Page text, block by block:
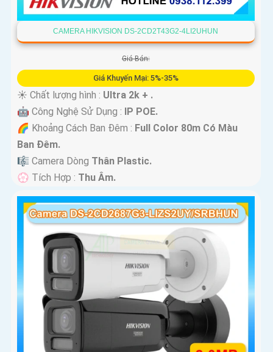
CAMERA HIKVISION DS-2CD2T43G2-4LI2UHUN
Giá Bán:
Giá Khuyến Mại: 5%-35%
☀️ Chất lượng hình : Ultra 2k + .
🤖️ Công Nghệ Sử Dụng : IP POE.
🌈 Khoảng Cách Ban Đêm : Full Color 80m Có Màu
Ban Ðêm.
🎼️ Camera Dòng Thân Plastic.
️💮 Tích Hợp : Thu Âm.